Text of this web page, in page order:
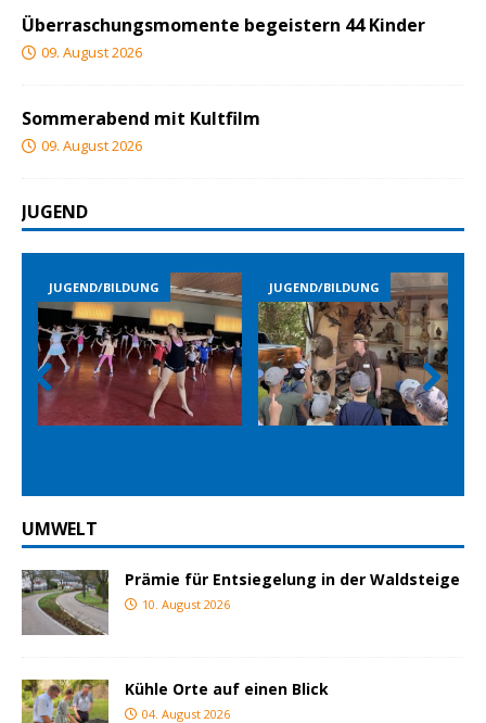
Überraschungsmomente begeistern 44 Kinder
09. August 2026
Sommerabend mit Kultfilm
09. August 2026
JUGEND
JUGEND/BILDUNG JUGEND/BILDUNG
Prev
ious
Nex
t
UMWELT
Prämie für Entsiegelung in der Waldsteige
10. August 2026
Kühle Orte auf einen Blick
04. August 2026